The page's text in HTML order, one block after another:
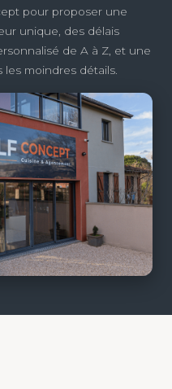
pour proposer une
unique, des délais
de A à Z, et une
les moindres détails.